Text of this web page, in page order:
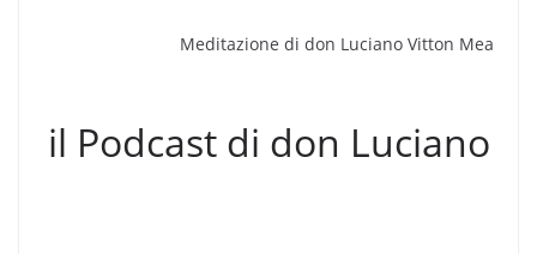
Meditazione di don Luciano Vitton Mea
il Podcast di don Luciano